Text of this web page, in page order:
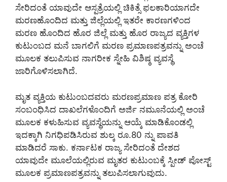
ಸೇರಿದಂತೆ ಯಾವುದೇ ಆಸ್ಪತ್ರೆಯಲ್ಲಿ ಚಿಕಿತ್ಸೆ ಫಲಕಾರಿಯಾಗದೇ
ಮರಣಹೊಂದಿದ ಮತ್ತು ಜಿಲ್ಲೆಯಲ್ಲಿ ಇತರೇ ಕಾರಣಗಳಿಂದ
ಮರಣ ಹೊಂದಿದ ಹೊರ ಜಿಲ್ಲೆ ಮತ್ತು ಹೊರ ರಾಜ್ಯದ ವ್ಯಕ್ತಿಗಳ
ಕುಟುಂಬದ ಮನೆ ಬಾಗಲಿಗೆ ಮರಣ ಪ್ರಮಾಣಪತ್ರವನ್ನು ಅಂಚೆ
ಮೂಲಕ ತಲುಪಿಸುವ ನಾಗರೀಕ ಸ್ನೇಹಿ ವಿಶಿಷ್ಠ ವ್ಯವಸ್ಥೆ
ಜಾರಿಗೊಳಿಸಲಾಗಿದೆ.
ಮೃತ ವ್ಯಕ್ತಿಯ ಕುಟುಂಬದವರು ಮರಣಪ್ರಮಾಣ ಪತ್ರ ಕೋರಿ
ಸಂಬಂಧಿಸಿದ ದಾಖಲೆಗಳೊಂದಿಗೆ ಅರ್ಜಿ ನಮೂನೆಯಲ್ಲಿ ಅಂಚೆ
ಮೂಲಕ ಕಳುಹಿಸುವ ವ್ಯವಸ್ಥೆಯನ್ನು ಆಯ್ಕೆ ಮಾಡಿಕೊಂಡಲ್ಲಿ
ಇದಕ್ಕಾಗಿ ನಿಗಧಿಪಡಿಸಿರುವ ಶುಲ್ಕ ರೂ.80 ನ್ನು ಪಾವತಿ
ಮಾಡಿದರೆ ಸಾಕು. ಕರ್ನಾಟಕ ರಾಜ್ಯ ಸೇರಿದಂತೆ ದೇಶದ
ಯಾವುದೇ ಮೂಲೆಯಲ್ಲಿರುವ ಮೃತರ ಕುಟುಂಬಕ್ಕೆ ಸ್ಪೀಡ್ ಪೋಸ್ಟ್
ಮೂಲಕ ಪ್ರಮಾಣಪತ್ರವನ್ನು ತಲುಪಿಸಲಾಗುವುದು.